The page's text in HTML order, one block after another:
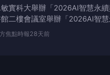
實科大舉辦「2026AI智慧永續
二樓會議室舉辦「2026AI智
焦點時報28天前